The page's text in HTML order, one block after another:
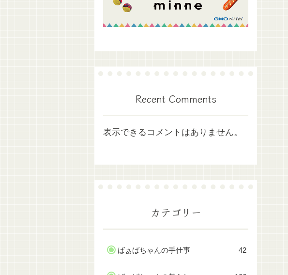
Recent Comments
表示できるコメントはありません。
カテゴリー
ばぁばちゃんの手仕事 42